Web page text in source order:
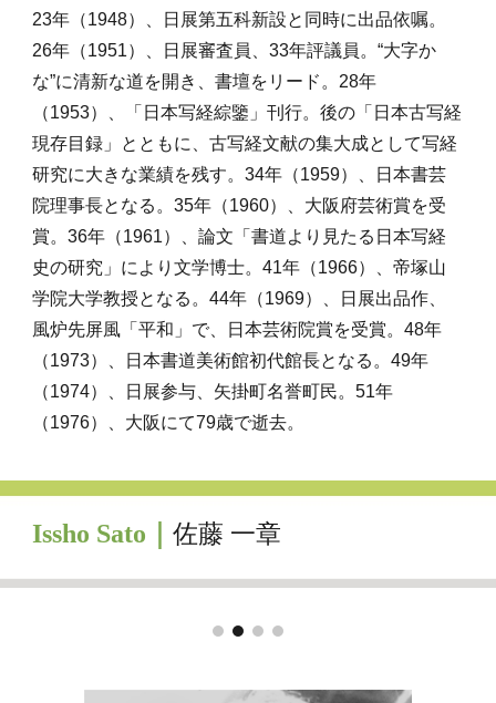
23年（1948）、日展第五科新設と同時に出品依嘱。
26年（1951）、日展審査員、33年評議員。“大字か
な”に清新な道を開き、書壇をリード。28年
（1953）、「日本写経綜鑒」刊行。後の「日本古写経
現存目録」とともに、古写経文献の集大成として写経
研究に大きな業績を残す。34年（1959）、日本書芸
院理事長となる。35年（1960）、大阪府芸術賞を受
賞。36年（1961）、論文「書道より見たる日本写経
史の研究」により文学博士。41年（1966）、帝塚山
学院大学教授となる。44年（1969）、日展出品作、
風炉先屏風「平和」で、日本芸術院賞を受賞。48年
（1973）、日本書道美術館初代館長となる。49年
（1974）、日展参与、矢掛町名誉町民。51年
（1976）、大阪にて79歳で逝去。
Issho Sato｜佐藤 一章